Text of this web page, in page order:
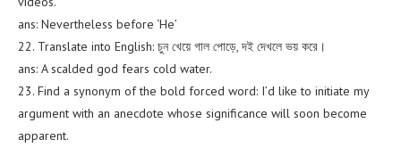
ans: Nevertheless before ‘He’
22. Translate into English: চুন খেয়ে গাল পোড়ে, দই দেখলে ভয় করে।
ans: A scalded god fears cold water.
23. Find a synonym of the bold forced word: I’d like to initiate my
argument with an anecdote whose significance will soon become
apparent.